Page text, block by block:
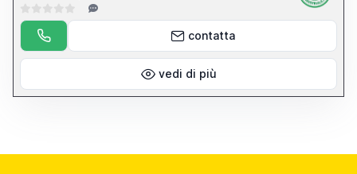
contatta
vedi di più